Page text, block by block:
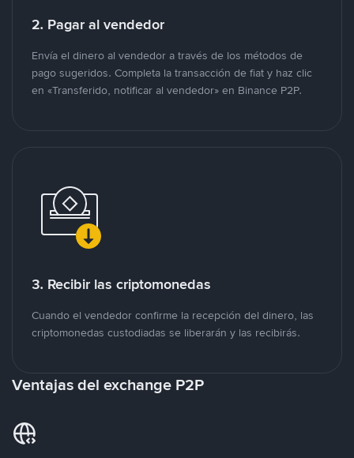
2. Pagar al vendedor
Envía el dinero al vendedor a través de los métodos de
pago sugeridos. Completa la transacción de fiat y haz clic
en «Transferido, notificar al vendedor» en Binance P2P.
3. Recibir las criptomonedas
Cuando el vendedor confirme la recepción del dinero, las
criptomonedas custodiadas se liberarán y las recibirás.
Ventajas del exchange P2P